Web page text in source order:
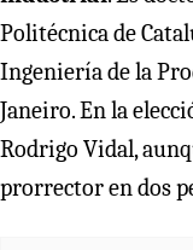
Politécnica de
Ingeniería de la
Janeiro. En la
Rodrigo Vidal,
prorrector en dos